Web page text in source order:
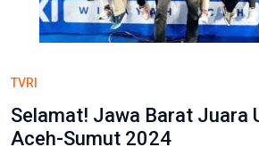
TVRI
Selamat! Jawa Barat Juara
Aceh-Sumut 2024